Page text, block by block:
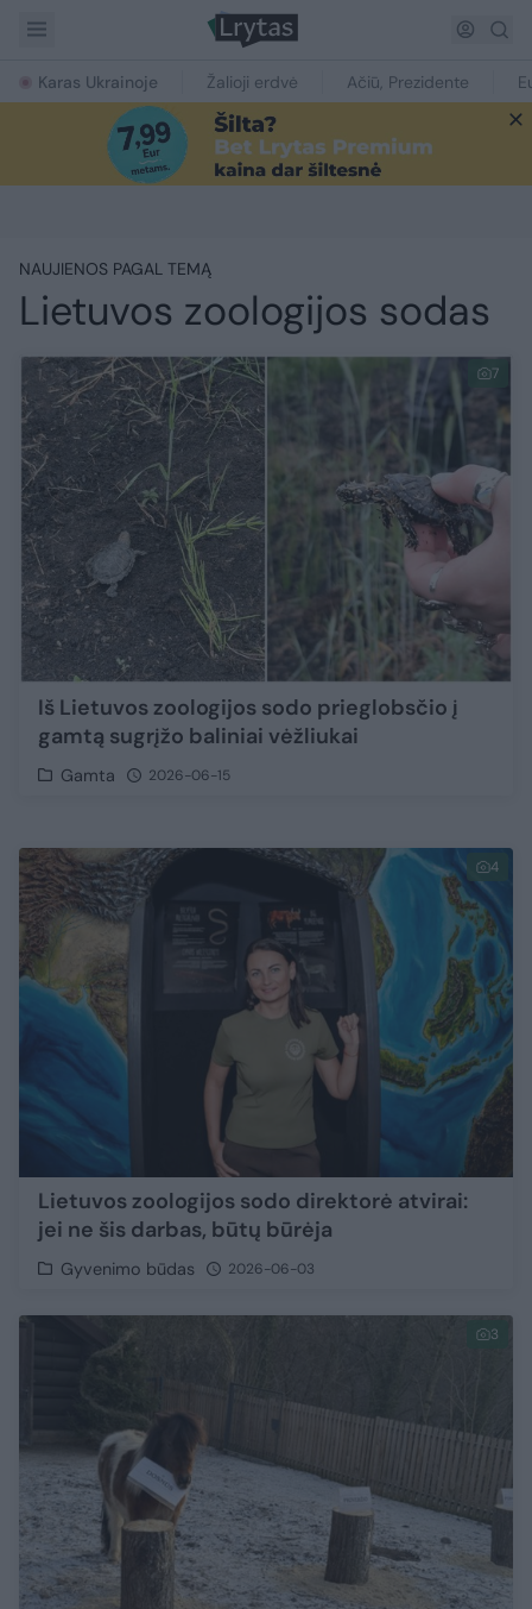
Karas Ukrainoje Žalioji erdvė Ačiū, Prezidente
NAUJIENOS PAGAL TEMĄ
Lietuvos zoologijos sodas
7
Iš Lietuvos zoologijos sodo prieglobsčio į
gamtą sugrįžo baliniai vėžliukai
Gamta 2026-06-15
4
Lietuvos zoologijos sodo direktorė atvirai:
jei ne šis darbas, būtų būrėja
Gyvenimo būdas 2026-06-03
3